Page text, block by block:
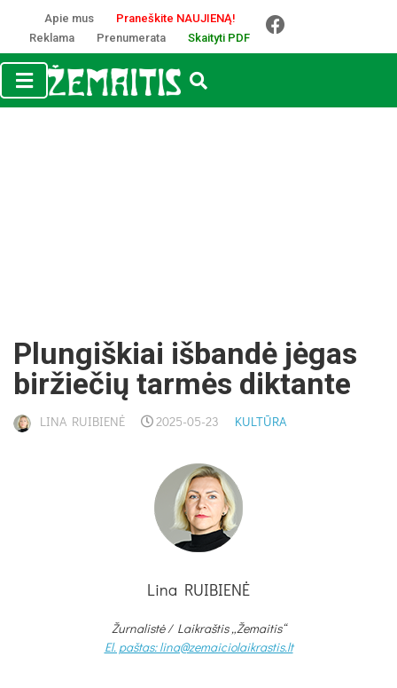
Apie mus
Praneškite NAUJIENĄ!
Reklama
Prenumerata Skaityti PDF
Plun­giš­kiai iš­ban­dė jė­gas
bir­žie­čių tar­mės dik­tan­te
LINA RUIBIENĖ 2025-05-23 KULTŪRA
Lina RUIBIENĖ
Žurnalistė / Laikraštis „Žemaitis“
El. paštas: lina@zemaiciolaikrastis.lt